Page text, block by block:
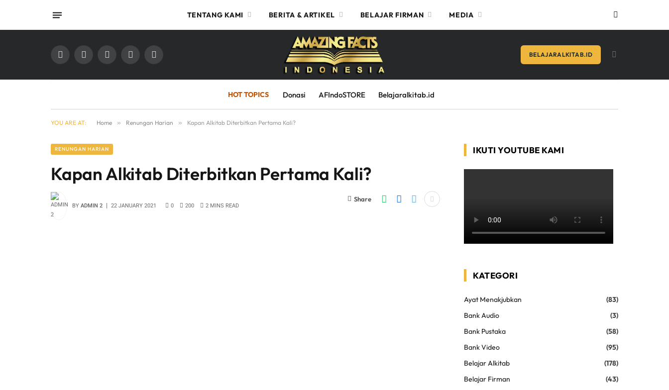
TENTANG KAMI BERITA & ARTIKEL BELAJAR FIRMAN MEDIA
Facebook
X
InstagramYouTubeTikTok BELAJARALKITAB.ID
HOT TOPICS Donasi AFIndoSTORE Belajaralkitab.id
YOU ARE AT: Home » Renungan Harian » Kapan Alkitab Diterbitkan Pertama Kali?
RENUNGAN HARIAN
Kapan Alkitab Diterbitkan Pertama Kali?
BY ADMIN 2 22 JANUARY 2021 0 200 2 MINS READ
Share
IKUTI YOUTUBE KAMI
KATEGORI
Ayat Menakjubkan
(83)
Bank Audio
(3)
Bank Pustaka
(58)
Bank Video
(95)
Belajar Alkitab
(178)
Belajar Firman
(43)